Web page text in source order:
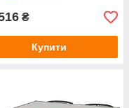
₴
Купити